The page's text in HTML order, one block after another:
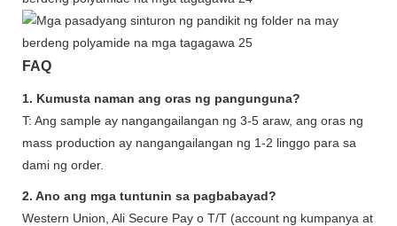
FAQ
1. Kumusta naman ang oras ng pangunguna?
T: Ang sample ay nangangailangan ng 3-5 araw, ang oras ng
mass production ay nangangailangan ng 1-2 linggo para sa
dami ng order.
2. Ano ang mga tuntunin sa pagbabayad?
Western Union, Ali Secure Pay o T/T (account ng kumpanya at